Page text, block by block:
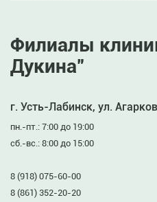
Филиалы
Дукина”
г. Усть-Лабинск, ул.
пн.-пт.: 7:00 до 19:00
сб.-вс.: 8:00 до 15:00
8 (918) 075-60-00
8 (861) 352-20-20